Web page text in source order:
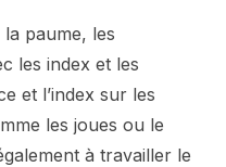
paume, les
les index et les
et l’index sur les
les joues ou le
à travailler le